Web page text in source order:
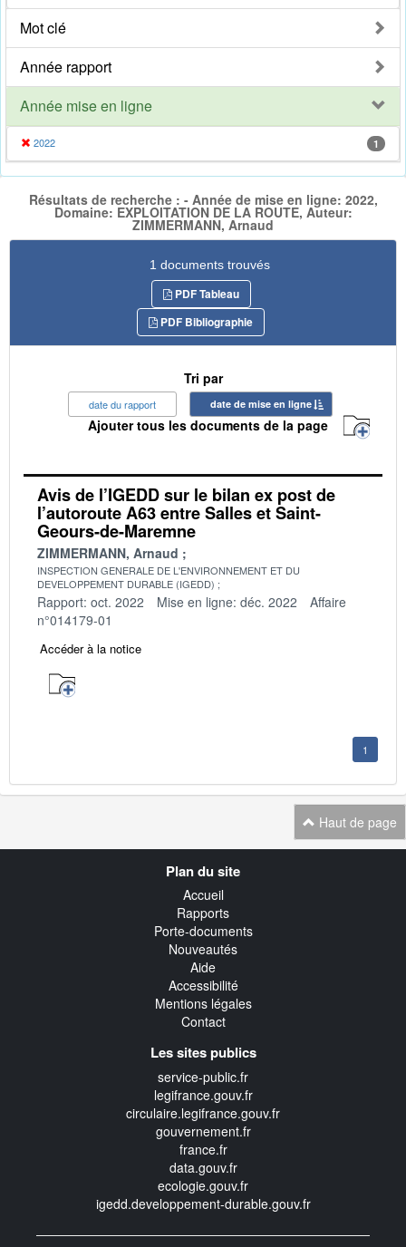
Mot clé
Année rapport
Année mise en ligne
2022 1
Résultats de recherche : - Année de mise en ligne: 2022,
Domaine: EXPLOITATION DE LA ROUTE, Auteur:
ZIMMERMANN, Arnaud
1 documents trouvés
PDF Tableau
PDF Bibliographie
Tri par
date du rapport date de mise en ligne
Ajouter tous les documents de la page
Avis de l’IGEDD sur le bilan ex post de
l’autoroute A63 entre Salles et Saint-
Geours-de-Maremne
ZIMMERMANN, Arnaud
INSPECTION GENERALE DE L'ENVIRONNEMENT ET DU
DEVELOPPEMENT DURABLE (IGEDD)
Rapport: oct. 2022 Mise en ligne: déc. 2022
Affaire
n°014179-01
Accéder à la notice
1
Haut de page
Plan du site
Accueil
Rapports
Porte-documents
Nouveautés
Aide
Accessibilité
Mentions légales
Contact
Les sites publics
service-public.fr
legifrance.gouv.fr
circulaire.legifrance.gouv.fr
gouvernement.fr
france.fr
data.gouv.fr
ecologie.gouv.fr
igedd.developpement-durable.gouv.fr